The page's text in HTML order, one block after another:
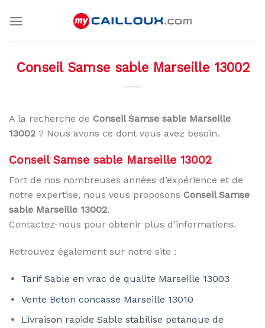
Conseil Samse sable Marseille 13002
A la recherche de Conseil Samse sable Marseille
13002 ? Nous avons ce dont vous avez besoin.
Conseil Samse sable Marseille 13002
Fort de nos nombreuses années d’expérience et de
notre expertise, nous vous proposons Conseil Samse
sable Marseille 13002.
Contactez-nous pour obtenir plus d’informations.
Retrouvez également sur notre site :
Tarif Sable en vrac de qualite Marseille 13003
Vente Beton concasse Marseille 13010
Livraison rapide Sable stabilise petanque de